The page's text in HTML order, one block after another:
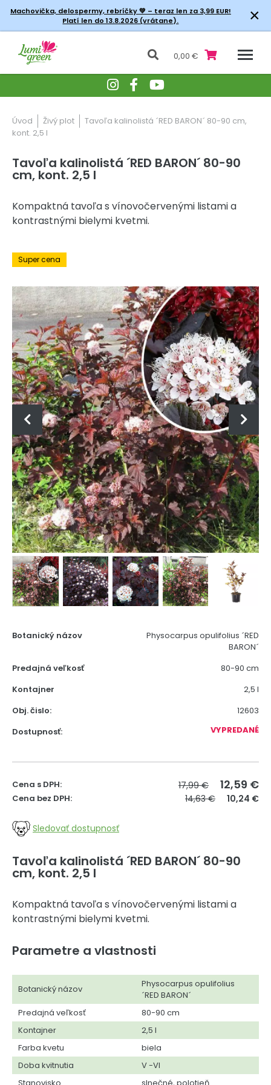
Machovička, delospermy, rebríčky💚 – teraz len za 3,99 EUR!
Platí len do 13.8.2026 (vrátane).
×
0,00 €
Úvod Živý plot
Tavoľa kalinolistá ´RED BARON´ 80-90 cm,
kont. 2,5 l
Tavoľa kalinolistá ´RED BARON´ 80-90
cm, kont. 2,5 l
Kompaktná tavoľa s vínovočervenými listami a
kontrastnými bielymi kvetmi.
Super cena
Botanický názov
Physocarpus opulifolius ´RED
BARON´
Predajná veľkosť
80-90 cm
Kontajner
2,5 l
Obj. čislo:
12603
Dostupnosť:
VYPREDANÉ
Cena s DPH: 17,99 € 12,59 €
Cena bez DPH: 14,63 € 10,24 €
Sledovať dostupnosť
Tavoľa kalinolistá ´RED BARON´ 80-90
cm, kont. 2,5 l
Kompaktná tavoľa s vínovočervenými listami a
kontrastnými bielymi kvetmi.
Parametre a vlastnosti
Botanický názov
Physocarpus opulifolius
´RED BARON´
Predajná veľkosť
80-90 cm
Kontajner
2,5 l
Farba kvetu
biela
Doba kvitnutia
V -VI